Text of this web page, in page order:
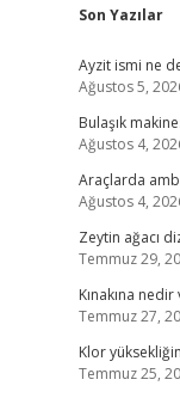
Son Yazılar
Ayzit ismi ne
Ağustos 5,
Bulaşık
Ağustos 4,
Araçlarda
Ağustos 4,
Zeytin ağacı
Temmuz 29,
Kınakına
Temmuz 27,
Klor
Temmuz 25,